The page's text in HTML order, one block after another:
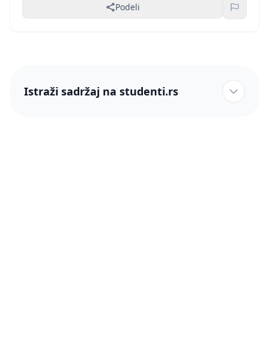
Podeli
Istraži sadržaj na studenti.rs